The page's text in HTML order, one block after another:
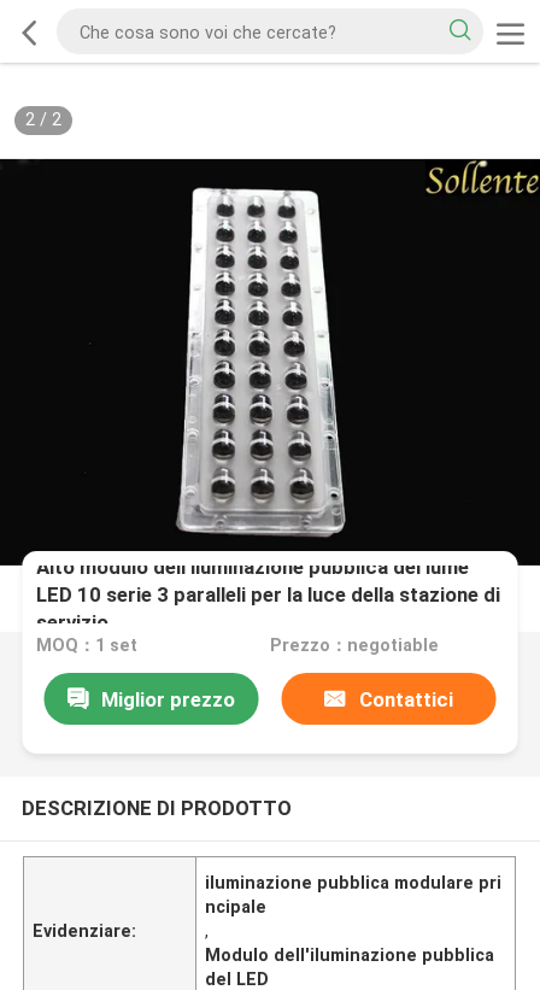
2/ 2
Alto modulo dell'iluminazione pubblica del lume
LED 10 serie 3 paralleli per la luce della stazione di
servizio
MOQ：1 set Prezzo：negotiable
Miglior prezzo Contattici
DESCRIZIONE DI PRODOTTO
Evidenziare:
iluminazione pubblica modulare pri
ncipale
,
Modulo dell'iluminazione pubblica
del LED